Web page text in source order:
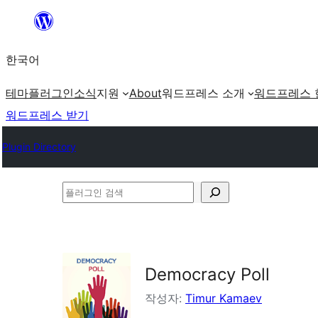
츠
로
로
가
기
한국어
테마플러그인소식지원 About워드프레스 소개 워드프레스
워드프레스 받기
Plugin Directory
플
색
Democracy Poll
작성자: Timur Kamaev